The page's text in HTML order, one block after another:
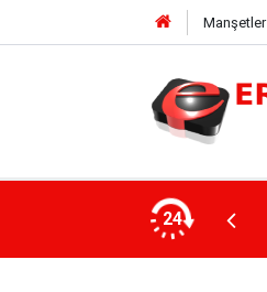
Manşetler
24